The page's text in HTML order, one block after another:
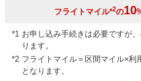
フライトマイル*2の10
お申し込み手続きは必要ですが
ります。
フライトマイル＝区間マイル×利
となります。